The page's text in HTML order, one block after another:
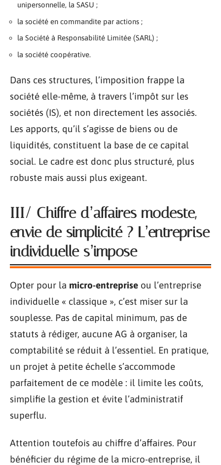
unipersonnelle, la SASU ;
la société en commandite par actions ;
la Société à Responsabilité Limitée (SARL) ;
la société coopérative.
Dans ces structures, l’imposition frappe la
société elle-même, à travers l’impôt sur les
sociétés (IS), et non directement les associés.
Les apports, qu’il s’agisse de biens ou de
liquidités, constituent la base de ce capital
social. Le cadre est donc plus structuré, plus
robuste mais aussi plus exigeant.
III/ Chiffre d’affaires modeste,
envie de simplicité ? L’entreprise
individuelle s’impose
Opter pour la micro-entreprise ou l’entreprise
individuelle « classique », c’est miser sur la
souplesse. Pas de capital minimum, pas de
statuts à rédiger, aucune AG à organiser, la
comptabilité se réduit à l’essentiel. En pratique,
un projet à petite échelle s’accommode
parfaitement de ce modèle : il limite les coûts,
simplifie la gestion et évite l’administratif
superflu.
Attention toutefois au chiffre d’affaires. Pour
bénéficier du régime de la micro-entreprise, il